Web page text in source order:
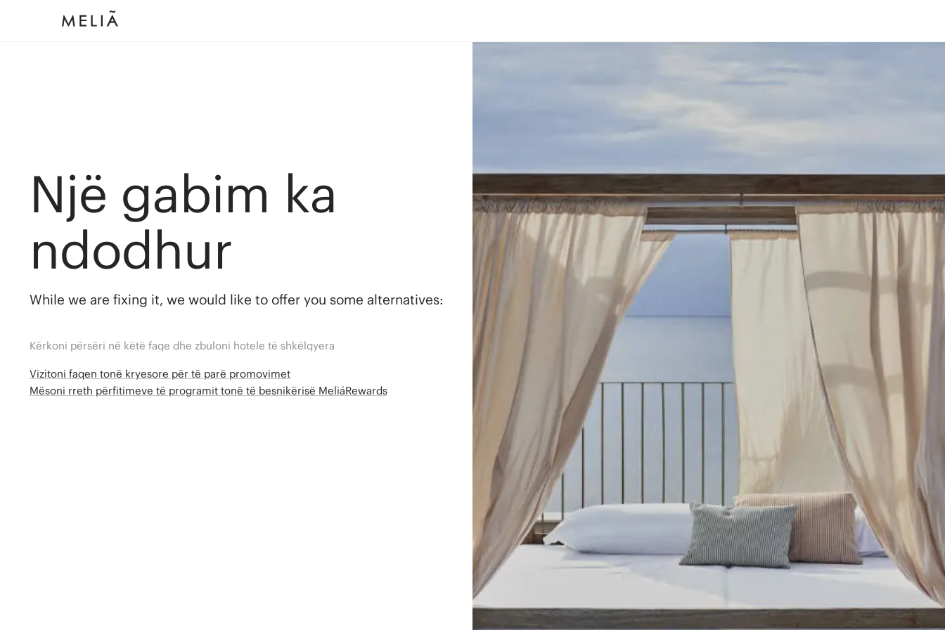
Një gabim ka
ndodhur
While we are fixing it, we would like to offer you some alternatives:
Kërkoni përsëri në këtë faqe dhe zbuloni hotele të shkëlqyera
Vizitoni faqen tonë kryesore për të parë promovimet
Mësoni rreth përfitimeve të programit tonë të besnikërisë MeliáRewards